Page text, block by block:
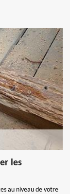
les
au niveau de votre